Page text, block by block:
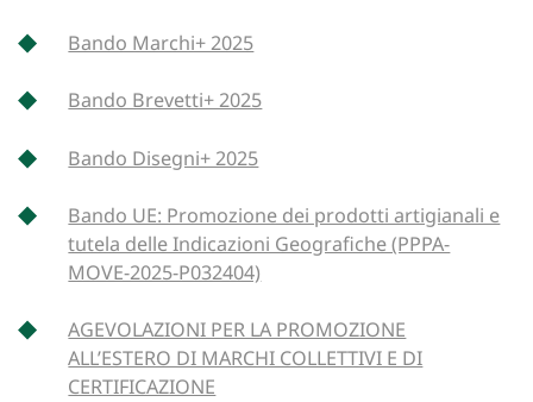
Bando Marchi+ 2025
Bando Brevetti+ 2025
Bando Disegni+ 2025
Bando UE: Promozione dei prodotti artigianali e
tutela delle Indicazioni Geografiche (PPPA-
MOVE-2025-P032404)
AGEVOLAZIONI PER LA PROMOZIONE
ALL’ESTERO DI MARCHI COLLETTIVI E DI
CERTIFICAZIONE